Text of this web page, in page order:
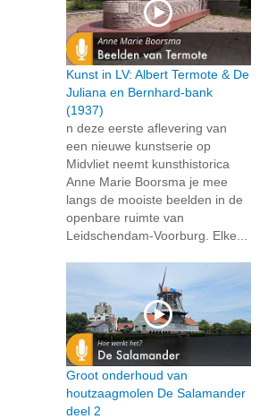
Kunst in LV: Albert Termote & De
Juliana en Bernhard-bank
(1937)
n deze eerste aflevering van
een nieuwe kunstserie op
Midvliet neemt kunsthistorica
Anne Marie Boorsma je mee
langs de mooiste beelden in de
openbare ruimte van
Leidschendam-Voorburg. Elke...
Groot onderhoud van
houtzaagmolen De Salamander
deel 2